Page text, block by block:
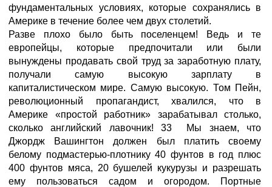
фундаментальных условиях, которые сохранялись в
Америке в течение более чем двух столетий.
Разве плохо было быть поселенцем! Ведь и те
европейцы, которые предпочитали или были
вынуждены продавать свой труд за заработную плату,
получали самую высокую зарплату в
капиталистическом мире. Самую высокую. Том Пейн,
революционный пропагандист, хвалился, что в
Америке «простой работник» зарабатывал столько,
сколько английский лавочник! 33 Мы знаем, что
Джордж Вашингтон должен был платить своему
белому подмастерью-плотнику 40 фунтов в год плюс
400 фунтов мяса, 20 бушелей кукурузы и разрешать
ему пользоваться садом и огородом. Портные